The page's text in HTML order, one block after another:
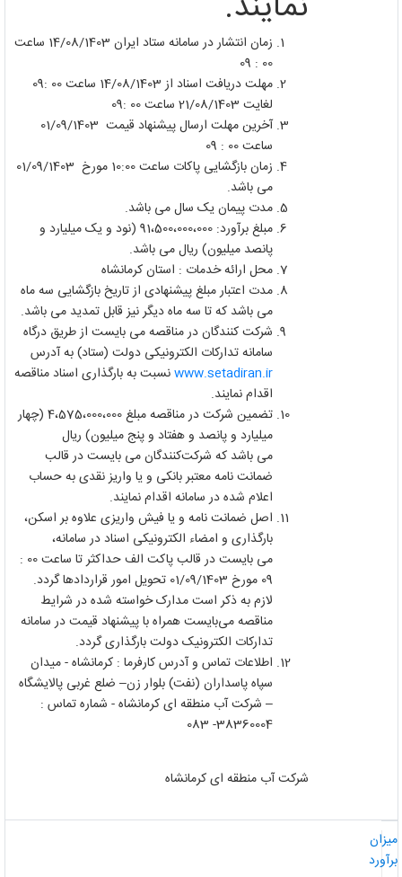
زمان انتشار در سامانه ستاد ایران 14/08/1403 ساعت
00 : 09
مهلت دریافت اسناد از 14/08/1403 ساعت 00 :09
لغایت 21/08/1403 ساعت 00 :09
آخرین مهلت ارسال پیشنهاد قیمت 01/09/1403
ساعت 00 : 09
زمان بازگشایی پاکات ساعت 10:00 مورخ 01/09/1403
می باشد.
مدت پیمان یک سال می باشد.
مبلغ برآورد: 91،500،000،000 (نود و یک میلیارد و
پانصد میلیون) ریال می باشد.
محل ارائه خدمات : استان کرمانشاه
مدت اعتبار مبلغ پیشنهادی از تاریخ بازگشایی سه ماه
می باشد که تا سه ماه دیگر نیز قابل تمدید می باشد.
شرکت کنندگان در مناقصه می بایست از طریق درگاه
سامانه تدارکات الکترونیکی دولت (ستاد) به آدرس
www.setadiran.irنسبت به بارگذاری اسناد مناقصه
اقدام نمایند.
تضمین شرکت در مناقصه مبلغ 4،575،000،000 (چهار
میلیارد و پانصد و هفتاد و پنج میلیون) ریال
می باشد که شرکت‌کنندگان می بایست در قالب
ضمانت نامه معتبر بانکی و یا واریز نقدی به حساب
اعلام شده در سامانه اقدام نمایند.
اصل ضمانت نامه و یا فیش واریزی علاوه بر اسکن،
بارگذاری و امضاء الکترونیکی اسناد در سامانه،
می بایست در قالب پاکت الف حداکثر تا ساعت 00 :
09 مورخ 01/09/1403 تحویل امور قراردادها گردد.
لازم به ذکر است مدارک خواسته شده در شرایط
مناقصه می‌‌بایست همراه با پیشنهاد قیمت در سامانه
تدارکات الکترونیک دولت بارگذاری گردد.
اطلاعات تماس و آدرس کارفرما : کرمانشاه - میدان
سپاه پاسداران (نفت) بلوار زن– ضلع غربی پالایشگاه
– شرکت آب منطقه ای کرمانشاه - شماره تماس :
38360004- 083
شرکت آب منطقه ای کرمانشاه